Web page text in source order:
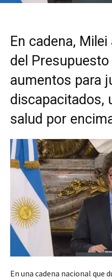
En cadena,
del
aumentos para
discapacitados,
salud por
En una cadena nacional que